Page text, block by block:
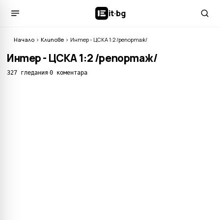
it·bg
Начало › Клипове › Интер - ЦСКА 1:2 /репортаж/
Интер - ЦСКА 1:2 /репортаж/
327 гледания·0 коментара